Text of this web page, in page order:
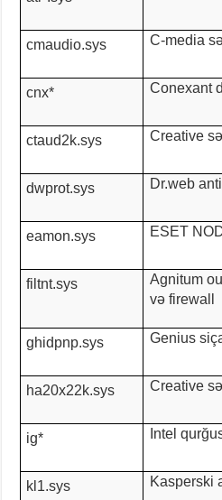
cmaudio.sys ­C-media
cnx* Conexant
ctaud2k.sys Creative
dwprot.sys Dr.web
eamon.sys ESET
filtnt.sys
Agnitum
və firewall
ghidpnp.sys Genius
ha20x22k.sys Creative
ig* Intel
kl1.sys Kasperski